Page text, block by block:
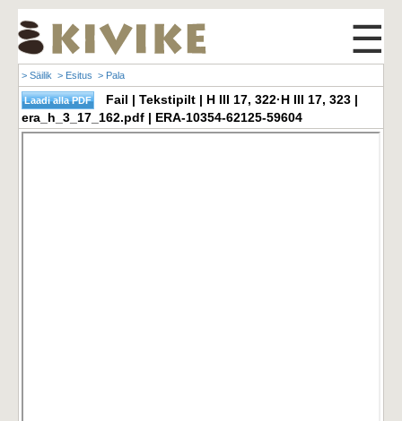
☰
> Säilik > Esitus > Pala
Fail | Tekstipilt | H III 17, 322·H III 17, 323 |
era_h_3_17_162.pdf | ERA-10354-62125-59604